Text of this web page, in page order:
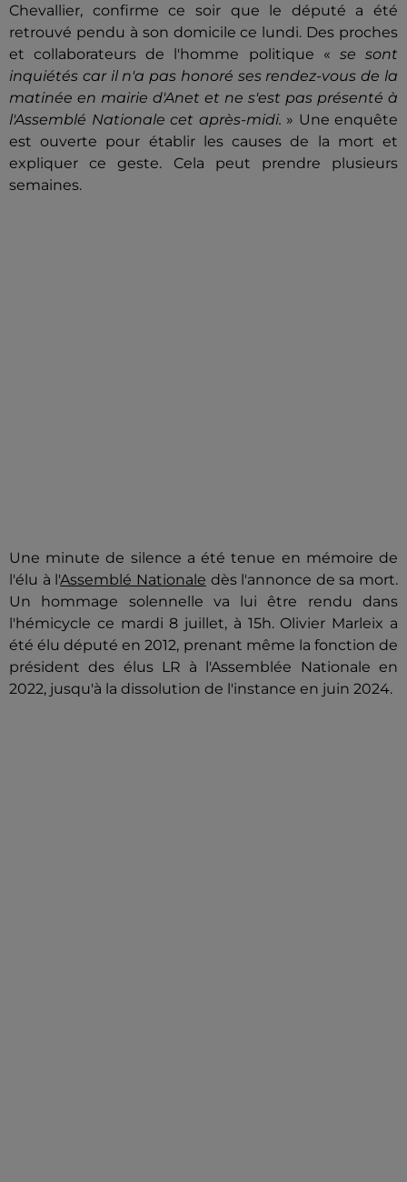
Chevallier, confirme ce soir que le député a été
retrouvé pendu à son domicile ce lundi. Des proches
et collaborateurs de l'homme politique « se sont
inquiétés car il n'a pas honoré ses rendez-vous de la
matinée en mairie d'Anet et ne s'est pas présenté à
l'Assemblé Nationale cet après-midi. » Une enquête
est ouverte pour établir les causes de la mort et
expliquer ce geste. Cela peut prendre plusieurs
semaines.
Une minute de silence a été tenue en mémoire de
l'élu à l'Assemblé Nationale dès l'annonce de sa mort.
Un hommage solennelle va lui être rendu dans
l'hémicycle ce mardi 8 juillet, à 15h. Olivier Marleix a
été élu député en 2012, prenant même la fonction de
président des élus LR à l'Assemblée Nationale en
2022, jusqu'à la dissolution de l'instance en juin 2024.